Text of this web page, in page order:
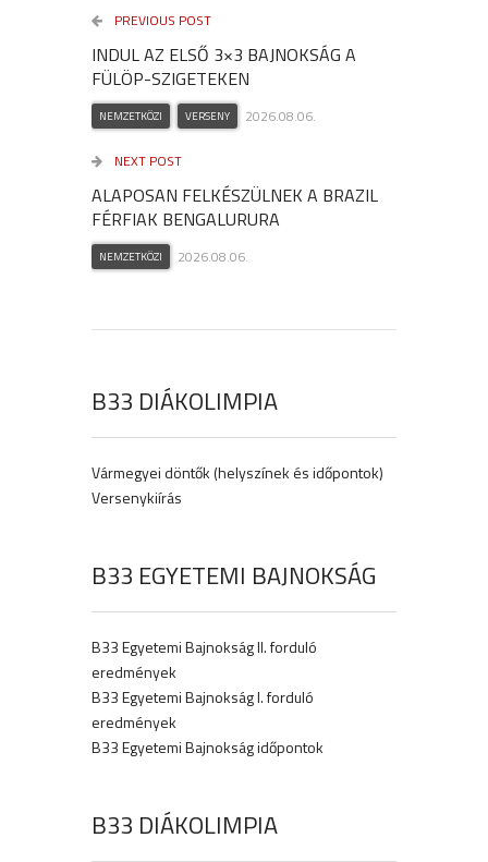
PREVIOUS POST
INDUL AZ ELSŐ 3×3 BAJNOKSÁG A
FÜLÖP-SZIGETEKEN
NEMZETKÖZI VERSENY 2026.08.06.
NEXT POST
ALAPOSAN FELKÉSZÜLNEK A BRAZIL
FÉRFIAK BENGALURURA
NEMZETKÖZI 2026.08.06.
B33 DIÁKOLIMPIA
Vármegyei döntők (helyszínek és időpontok)
Versenykiírás
B33 EGYETEMI BAJNOKSÁG
B33 Egyetemi Bajnokság II. forduló
eredmények
B33 Egyetemi Bajnokság I. forduló
eredmények
B33 Egyetemi Bajnokság időpontok
B33 DIÁKOLIMPIA